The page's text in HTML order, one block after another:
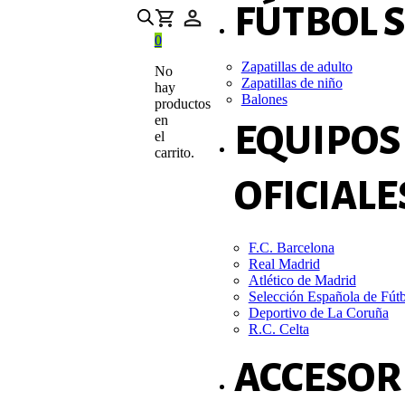
0
No
hay
productos
en
el
carrito.
FÚTBOL
Zapatillas de adulto
Zapatillas de niño
Balones
EQUIPOS
F.C. Barcelona
Real Madrid
Atlético de Madrid
Selección Española de
Deportivo de La Coruña
R.C. Celta